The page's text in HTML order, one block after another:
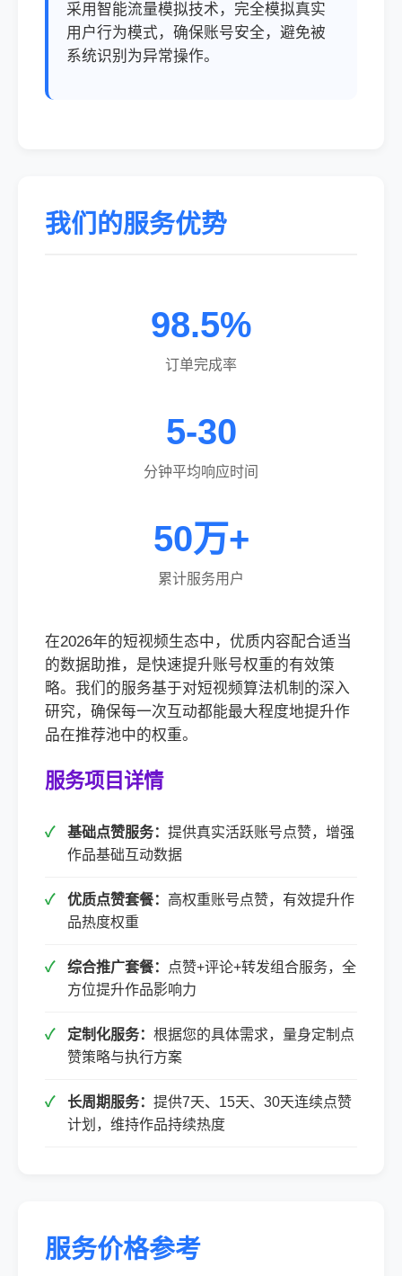
采用智能流量模拟技术，完全模拟真实
用户行为模式，确保账号安全，避免被
系统识别为异常操作。
我们的服务优势
98.5%
订单完成率
5-30
分钟平均响应时间
50万+
累计服务用户
在2026年的短视频生态中，优质内容配合适当
的数据助推，是快速提升账号权重的有效策
略。我们的服务基于对短视频算法机制的深入
研究，确保每一次互动都能最大程度地提升作
品在推荐池中的权重。
服务项目详情
基础点赞服务： 提供真实活跃账号点赞，增强
作品基础互动数据
优质点赞套餐： 高权重账号点赞，有效提升作
品热度权重
综合推广套餐：
点赞+评论+转发组合服务，全
方位提升作品影响力
定制化服务： 根据您的具体需求，量身定制点
赞策略与执行方案
长周期服务： 提供7天、15天、30天连续点赞
计划，维持作品持续热度
服务价格参考